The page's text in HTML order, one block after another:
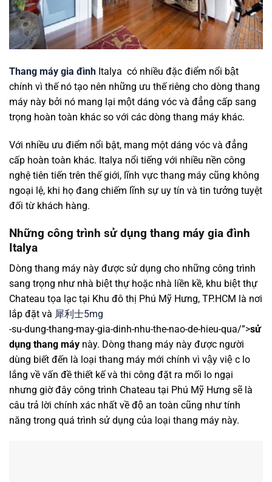
Thang máy gia đình Italya có nhiều đặc điểm nổi bật
chính vì thế nó tạo nên những ưu thế riêng cho dòng thang
máy này bởi nó mang lại một dáng vóc và đẳng cấp sang
trọng hoàn toàn khác so với các dòng thang máy khác.
Với nhiều ưu điểm nổi bật, mang một dáng vóc và đẳng
cấp hoàn toàn khác. Italya nổi tiếng với nhiều nền công
nghệ tiên tiến trên thế giới, lĩnh vực thang máy cũng không
ngoại lệ, khi họ đang chiếm lĩnh sự uy tín và tin tưởng tuyệt
đối từ khách hàng.
Những công trình sử dụng thang máy gia đình
Italya
Dòng thang máy này được sử dụng cho những công trình
sang trọng như nhà biệt thự hoặc nhà liền kề, khu biệt thự
Chateau tọa lạc tại Khu đô thị Phú Mỹ Hưng, TP.HCM là nơi
lắp đặt và 犀利士5mg
-su-dung-thang-may-gia-dinh-nhu-the-nao-de-hieu-qua/”>sử
dụng thang máy này. Dòng thang máy này được người
dùng biết đến là loại thang máy mới chính vì vậy việ c lo
lắng về vấn đề thiết kế và thi công đặt ra mối lo ngại
nhưng giờ đây công trình Chateau tại Phú Mỹ Hưng sẽ là
câu trả lời chính xác nhất về độ an toàn cũng như tính
năng trong quá trình sử dụng của loại thang máy này.